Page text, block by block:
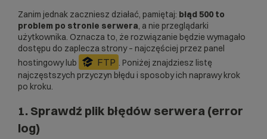
Zanim jednak zaczniesz działać, pamiętaj: błąd 500 to
problem po stronie serwera, a nie przeglądarki
użytkownika. Oznacza to, że rozwiązanie będzie wymagało
dostępu do zaplecza strony – najczęściej przez panel
hostingowy lub
FTP . Poniżej znajdziesz listę
najczęstszych przyczyn błędu i sposoby ich naprawy krok
po kroku.
1. Sprawdź plik błędów serwera (error
log)